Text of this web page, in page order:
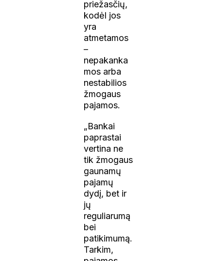
priežasčių,
kodėl jos
yra
atmetamos
–
nepakanka
mos arba
nestabilios
žmogaus
pajamos.
„Bankai
paprastai
vertina ne
tik žmogaus
gaunamų
pajamų
dydį, bet ir
jų
reguliarumą
bei
patikimumą.
Tarkim,